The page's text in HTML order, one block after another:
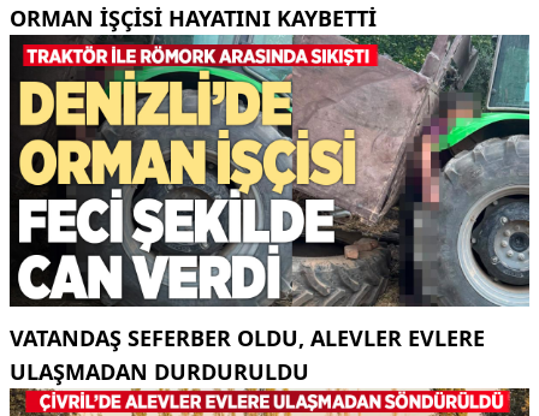
ORMAN IŞÇISI HAYATINI KAYBETTI
VATANDAŞ SEFERBER OLDU, ALEVLER EVLERE
ULAŞMADAN DURDURULDU